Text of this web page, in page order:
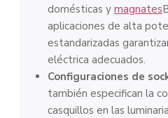
domésticas y magnates
aplicaciones de alta
estandarizadas
eléctrica adecuados.
Configuraciones de
también especifican la
casquillos en las